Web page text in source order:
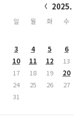
2025.
일 월 화 수
3
4 5 6
10
11 12 13
17
18 19 20
24
25 26 27
31